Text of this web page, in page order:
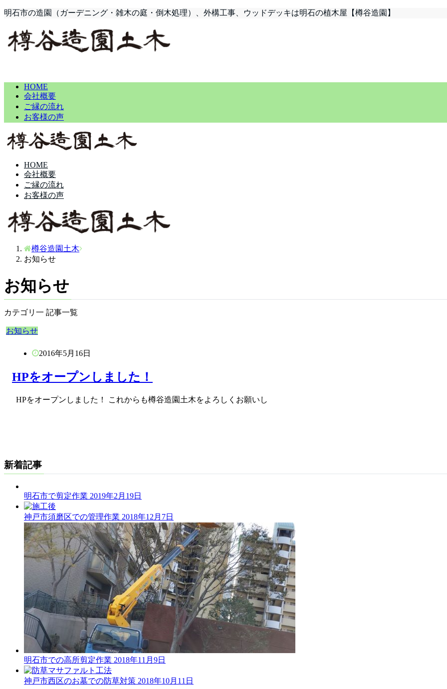
明石市の造園（ガーデニング・雑木の庭・倒木処理）、外構工事、ウッドデッキは明石の植木屋【樽谷造園】
HOME
会社概要
ご縁の流れ
お客様の声
HOME
会社概要
ご縁の流れ
お客様の声
樽谷造園土木
お知らせ
お知らせ
カテゴリ一 記事一覧
お知らせ
2016年5月16日
HPをオープンしました！
HPをオープンしました！ これからも樽谷造園土木をよろしくお願いし
新着記事
明石市で剪定作業 2019年2月19日
神戸市須磨区での管理作業 2018年12月7日
明石市での高所剪定作業 2018年11月9日
神戸市西区のお墓での防草対策 2018年10月11日